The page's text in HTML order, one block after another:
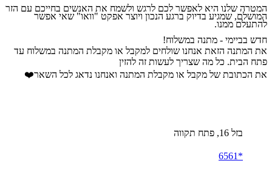
המטרה שלנו היא לאפשר לכם לרגש ולשמח את האנשים בחייכם עם הזר
המושלם, שמגיע בדיוק ברגע הנכון ויוצר אפקט "וואו" שאי אפשר
להתעלם ממנו.
חדש בביימי - מתנה במשלוח!
את המתנה הזאת אנחנו שולחים למקבל או מקבלת המתנה במשלוח עד
פתח הבית. כל מה שצריך לעשות זה להזין
את הכתובת של מקבל או מקבלת המתנה ואנחנו נדאג לכל השאר❤️
בזל 16, פתח תקווה
*6561